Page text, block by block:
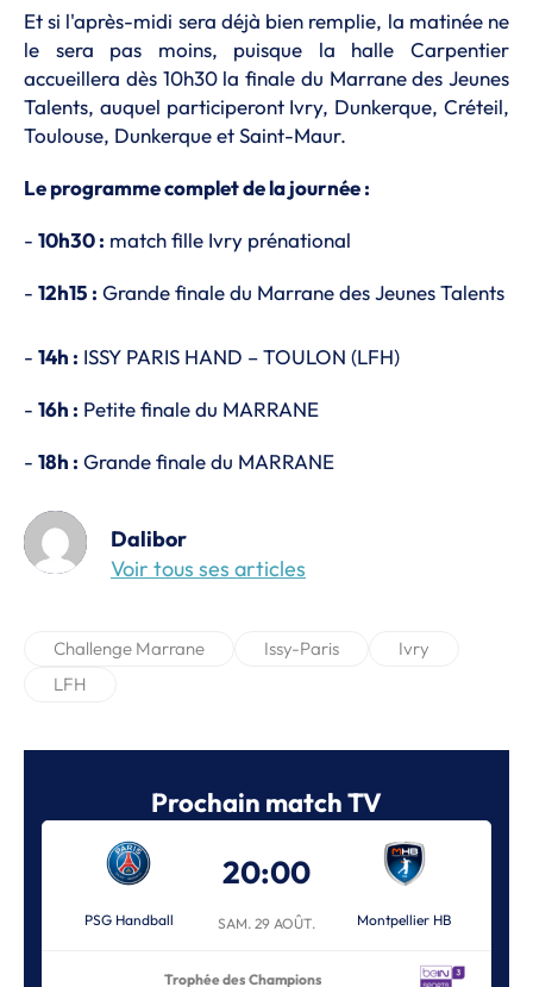
Et si l'après-midi sera déjà bien remplie, la matinée ne
le sera pas moins, puisque la halle Carpentier
accueillera dès 10h30 la finale du Marrane des Jeunes
Talents, auquel participeront Ivry, Dunkerque, Créteil,
Toulouse, Dunkerque et Saint-Maur.
Le programme complet de la journée :
- 10h30 : match fille Ivry prénational
- 12h15 : Grande finale du Marrane des Jeunes Talents
- 14h : ISSY PARIS HAND – TOULON (LFH)
- 16h : Petite finale du MARRANE
- 18h : Grande finale du MARRANE
Dalibor
Voir tous ses articles
Challenge Marrane Issy-Paris
Ivry
LFH
Prochain match TV
PSG Handball
20:00
SAM. 29 AOÛT. Montpellier HB
Trophée des Champions